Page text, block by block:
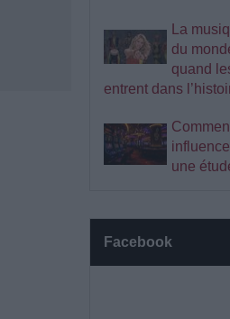
La
du
quand
entrent dans
une
Facebook